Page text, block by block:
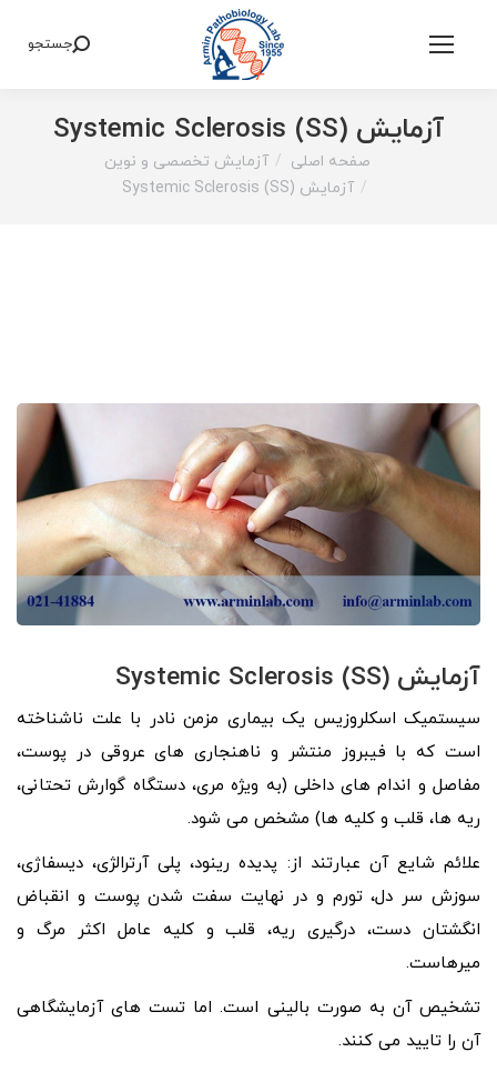
Search:
جستجو
آزمایش Systemic Sclerosis (SS)
صفحه اصلی
آزمایش تخصصی و نوین
آزمایش Systemic Sclerosis (SS)
آزمایش Systemic Sclerosis (SS)
سیستمیک اسکلروزیس یک بیماری مزمن نادر با علت ناشناخته
است که با فیبروز منتشر و ناهنجاری های عروقی در پوست،
مفاصل و اندام های داخلی (به ویژه مری، دستگاه گوارش تحتانی،
ریه ها، قلب و کلیه ها) مشخص می شود.
علائم شایع آن عبارتند از: پدیده رینود، پلی آرترالژی، دیسفاژی،
سوزش سر دل، تورم و در نهایت سفت شدن پوست و انقباض
انگشتان دست، درگیری ریه، قلب و کلیه عامل اکثر مرگ و
میرهاست.
تشخیص آن به صورت بالینی است. اما تست های آزمایشگاهی
آن را تایید می کنند.